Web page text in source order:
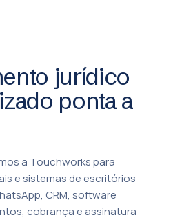
jurídico
ponta a
a Touchworks para
e sistemas de escritórios
CRM, software
cobrança e assinatura